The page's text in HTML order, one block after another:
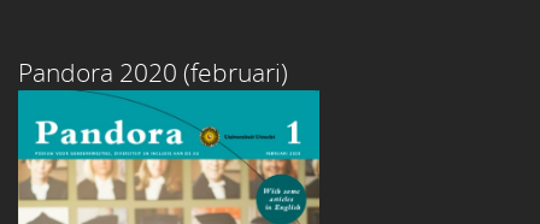
Pandora 2020 (februari)